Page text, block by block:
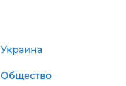
Украина
Общество